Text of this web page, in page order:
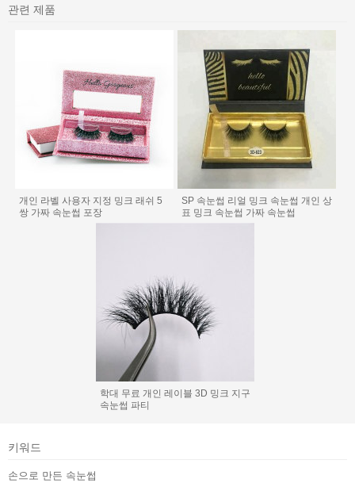
관련 제품
개인 라벨 사용자 지정 밍크 래쉬 5
쌍 가짜 속눈썹 포장
SP 속눈썹 리얼 밍크 속눈썹 개인 상
표 밍크 속눈썹 가짜 속눈썹
학대 무료 개인 레이블 3D 밍크 지구
속눈썹 파티
키워드
손으로 만든 속눈썹